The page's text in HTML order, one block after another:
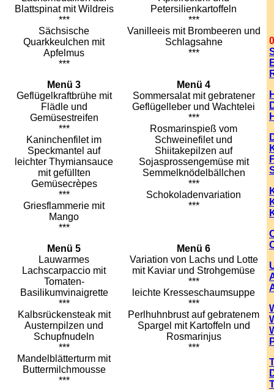
Blattspinat mit Wildreis
***
Sächsische
Quarkkeulchen mit
Apfelmus
***
Petersilienkartoffeln
***
Vanilleeis mit Brombeeren und
Schlagsahne
***
Menü 3
Geflügelkraftbrühe mit
Flädle und
Gemüsestreifen
***
Kaninchenfilet im
Speckmantel auf
leichter Thymiansauce
mit gefüllten
Gemüsecrèpes
***
Griesflammerie mit
Mango
***
Menü 4
Sommersalat mit gebratener
Geflügelleber und Wachtelei
***
Rosmarinspieß vom
Schweinefilet und
Shiitakepilzen auf
Sojasprossengemüse mit
Semmelknödelbällchen
***
Schokoladenvariation
***
Menü 5
Lauwarmes
Lachscarpaccio mit
Tomaten-
Basilikumvinaigrette
***
Kalbsrückensteak mit
Austernpilzen und
Schupfnudeln
***
Mandelblätterturm mit
Buttermilchmousse
***
Menü 6
Variation von Lachs und Lotte
mit Kaviar und Strohgemüse
***
leichte Kresseschaumsuppe
***
Perlhuhnbrust auf gebratenem
Spargel mit Kartoffeln und
Rosmarinjus
***